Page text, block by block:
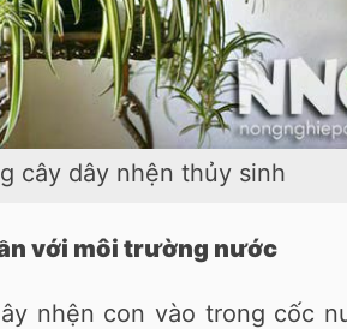
cây dây nhện thủy sinh
với môi trường nước
nhện con vào trong cốc